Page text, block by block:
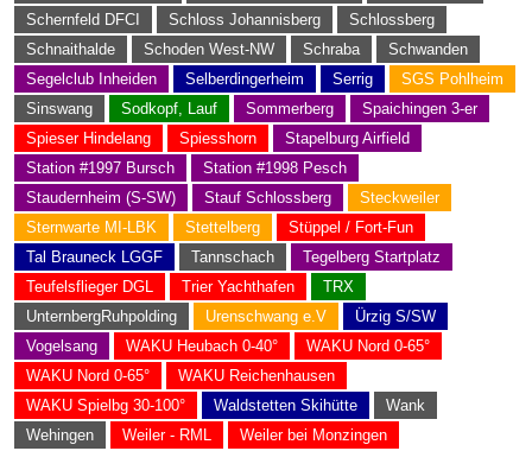
Schernfeld DFCI
Schloss Johannisberg
Schlossberg
Schnaithalde
Schoden West-NW Schraba
Schwanden
Segelclub Inheiden
Selberdingerheim Serrig
SGS Pohlheim
Sinswang
Sodkopf, Lauf Sommerberg
Spaichingen 3-er
Spieser Hindelang
Spiesshorn
Stapelburg Airfield
Station #1997 Bursch
Station #1998 Pesch
Staudernheim (S-SW)
Stauf Schlossberg
Steckweiler
Sternwarte MI-LBK
Stettelberg
Stüppel / Fort-Fun
Tal Brauneck LGGF
Tannschach
Tegelberg Startplatz
Teufelsflieger DGL
Trier Yachthafen
TRX
UnternbergRuhpolding
Urenschwang e.V
Ürzig S/SW
Vogelsang
WAKU Heubach 0-40°
WAKU Nord 0-65°
WAKU Nord 0-65°
WAKU Reichenhausen
WAKU Spielbg 30-100°
Waldstetten Skihütte
Wank
Wehingen
Weiler - RML Weiler bei Monzingen